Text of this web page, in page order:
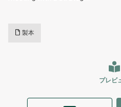
製本
プレビ